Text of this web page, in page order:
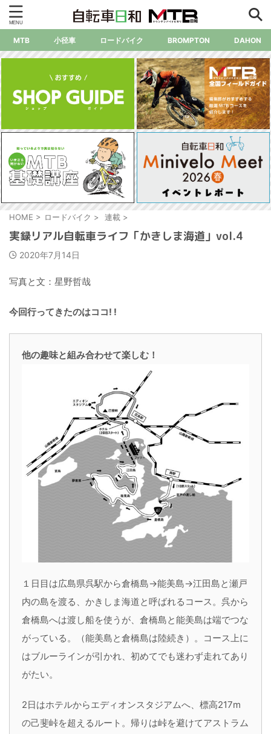
MTB 小径車 ロードバイク BROMPTON DAHON
HOME > ロードバイク > 連載 >
実録リアル自転車ライフ「かきしま海道」vol.4
2020年7月14日
写真と文：星野哲哉
今回行ってきたのはココ! !
他の趣味と組み合わせて楽しむ！
１日目は広島県呉駅から倉橋島→能美島→江田島と瀬戸
内の島を渡る、かきしま海道と呼ばれるコース。呉から
倉橋島へは渡し船を使うが、倉橋島と能美島は端でつな
がっている。（能美島と倉橋島は陸続き）。コース上に
はブルーラインが引かれ、初めてでも迷わず走れてあり
がたい。
2日はホテルからエディオンスタジアムへ、標高217m
の己斐峠を超えるルート。帰りは峠を避けてアストラム